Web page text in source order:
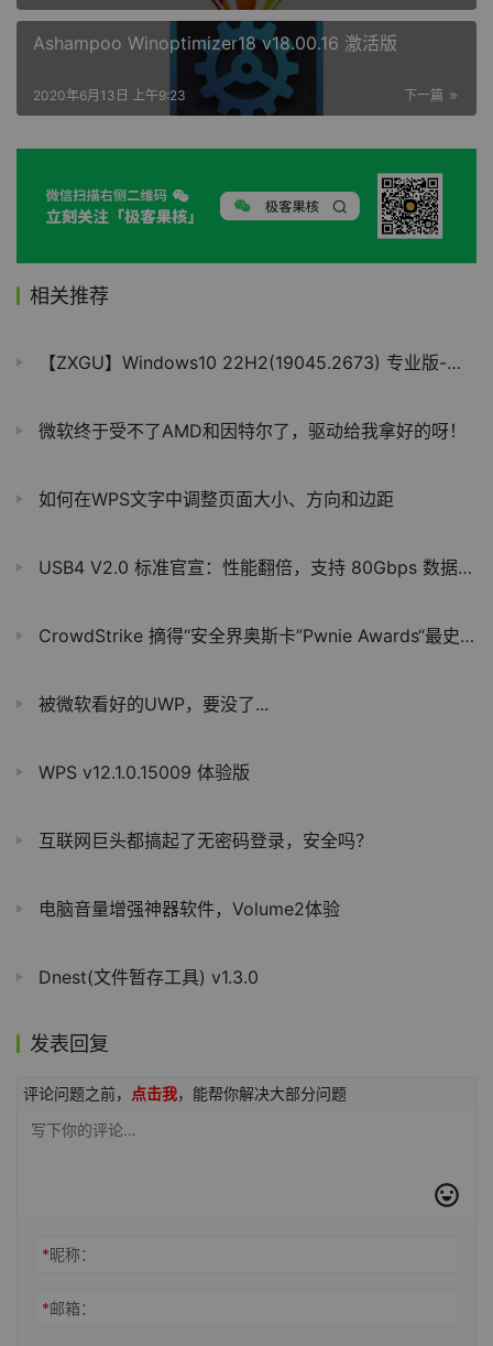
Ashampoo Winoptimizer18 v18.00.16 激活版
下一篇
2020年6月13日 上午9:23
相关推荐
【ZXGU】Windows10 22H2(19045.2673) 专业版-风华正茂
微软终于受不了AMD和因特尔了，驱动给我拿好的呀！
如何在WPS文字中调整页面大小、方向和边距
USB4 V2.0 标准官宣：性能翻倍，支持 80Gbps 数据传输
CrowdStrike 摘得“安全界奥斯卡”Pwnie Awards“最史诗级失败”奖
被微软看好的UWP，要没了...
WPS v12.1.0.15009 体验版
互联网巨头都搞起了无密码登录，安全吗？
电脑音量增强神器软件，Volume2体验
Dnest(文件暂存工具) v1.3.0
发表回复
评论问题之前， 点击我，能帮你解决大部分问题
*昵称：
*邮箱：